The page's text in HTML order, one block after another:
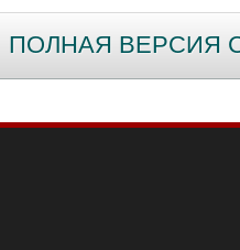
ПОЛНАЯ ВЕРСИЯ